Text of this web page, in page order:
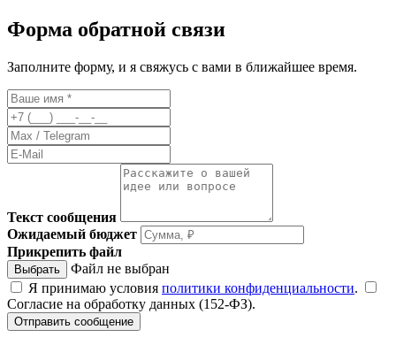
Форма обратной связи
Заполните форму, и я свяжусь с вами в ближайшее время.
Текст сообщения
Ожидаемый бюджет
Прикрепить файл
Выбрать
Файл не выбран
Я принимаю условия политики конфиденциальности.
Согласие на обработку данных (152-ФЗ).
Отправить сообщение